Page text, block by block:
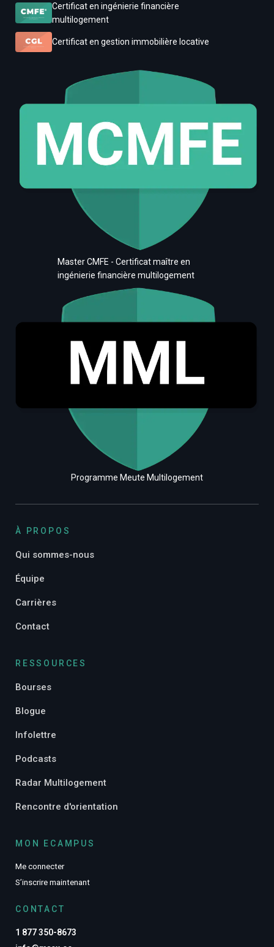
Certificat en ingénierie financière
multilogement
Certificat en gestion immobilière locative
Master CMFE - Certificat maître en
ingénierie financière multilogement
Programme Meute Multilogement
À PROPOS
Qui sommes-nous
Équipe
Carrières
Contact
RESSOURCES
Bourses
Blogue
Infolettre
Podcasts
Radar Multilogement
Rencontre d'orientation
MON ECAMPUS
Me connecter
S’inscrire maintenant
CONTACT
1 877 350-8673